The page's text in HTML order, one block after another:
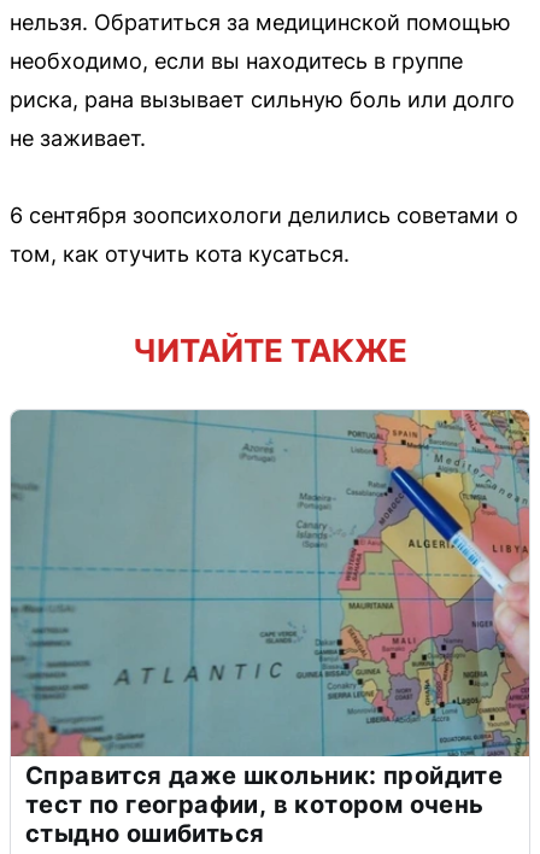
нельзя. Обратиться за медицинской помощью
необходимо, если вы находитесь в группе
риска, рана вызывает сильную боль или долго
не заживает.
6 сентября зоопсихологи делились советами о
том, как отучить кота кусаться.
ЧИТАЙТЕ ТАКЖЕ
Справится даже школьник: пройдите
тест по географии, в котором очень
стыдно ошибиться